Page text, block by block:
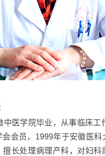
中医学院毕业，从事临床工
会员，1999年于安徽医科
擅长处理病理产科，对妇科